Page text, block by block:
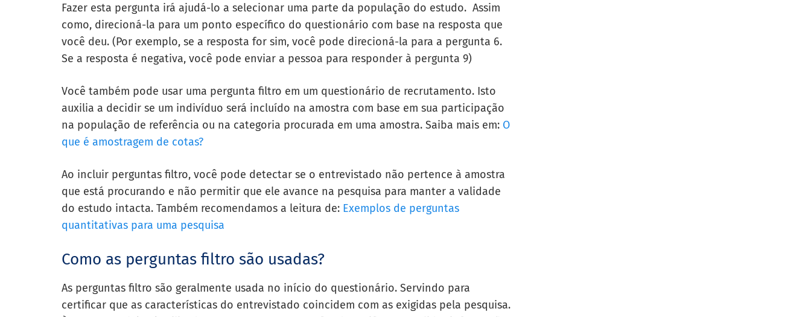
Fazer esta pergunta irá ajudá-lo a selecionar uma parte da população do estudo. Assim
como, direcioná-la para um ponto específico do questionário com base na resposta que
você deu. (Por exemplo, se a resposta for sim, você pode direcioná-la para a pergunta 6.
Se a resposta é negativa, você pode enviar a pessoa para responder à pergunta 9)
Você também pode usar uma pergunta filtro em um questionário de recrutamento. Isto
auxilia a decidir se um indivíduo será incluído na amostra com base em sua participação
na população de referência ou na categoria procurada em uma amostra. Saiba mais em: O
que é amostragem de cotas?
Ao incluir perguntas filtro, você pode detectar se o entrevistado não pertence à amostra
que está procurando e não permitir que ele avance na pesquisa para manter a validade
do estudo intacta. Também recomendamos a leitura de: Exemplos de perguntas
quantitativas para uma pesquisa
Como as perguntas filtro são usadas?
As perguntas filtro são geralmente usada no início do questionário. Servindo para
certificar que as características do entrevistado coincidem com as exigidas pela pesquisa.